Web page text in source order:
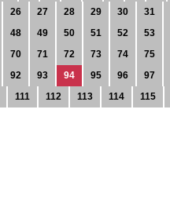
26 27 28 29 30 31
48 49 50 51 52 53
70 71 72 73 74 75
92 93 94 95 96 97
111 112 113 114 115